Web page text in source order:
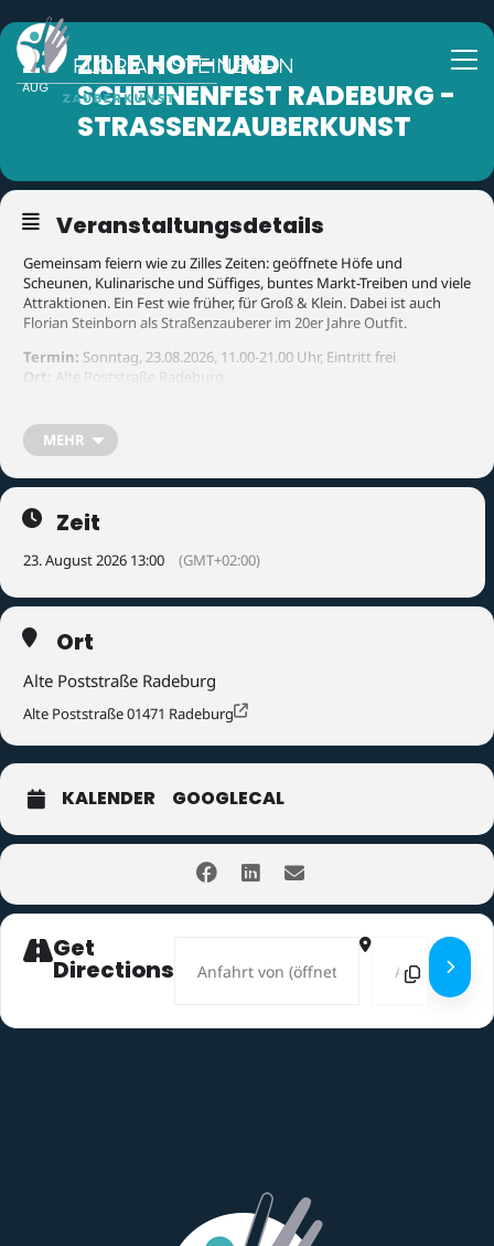
23
AUG
ZILLE HOF- UND
SCHEUNENFEST RADEBURG -
STRASSENZAUBERKUNST
Veranstaltungsdetails
Gemeinsam feiern wie zu Zilles Zeiten: geöffnete Höfe und
Scheunen, Kulinarische und Süffiges, buntes Markt-Treiben und viele
Attraktionen. Ein Fest wie früher, für Groß & Klein. Dabei ist auch
Florian Steinborn als Straßenzauberer im 20er Jahre Outfit.
Termin: Sonntag, 23.08.2026, 11.00-21.00 Uhr, Eintritt frei
Ort: Alte Poststraße Radeburg
MEHR
Zeit
23. August 2026 13:00 (GMT+02:00)
Ort
Alte Poststraße Radeburg
Alte Poststraße 01471 Radeburg
KALENDER GOOGLECAL
Get
Directions
Address - Zille Hof- und Scheunenfest
Destination